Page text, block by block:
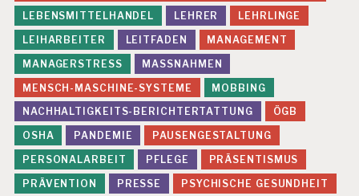
P
E
R
S
O
N
A
L
A
R
B
EI
T
LEBENSMITTELHANDEL LEHRER
LEHRLINGE
LEIHARBEITER
LEITFADEN
MANAGEMENT
MANAGERSTRESS
MASSNAHMEN
MENSCH-MASCHINE-SYSTEME
MOBBING
NACHHALTIGKEITS-BERICHTERTATTUNG
ÖGB
OSHA
PANDEMIE
PAUSENGESTALTUNG
PERSONALARBEIT
PFLEGE
PRÄSENTISMUS
PRÄVENTION
PRESSE
PSYCHISCHE GESUNDHEIT